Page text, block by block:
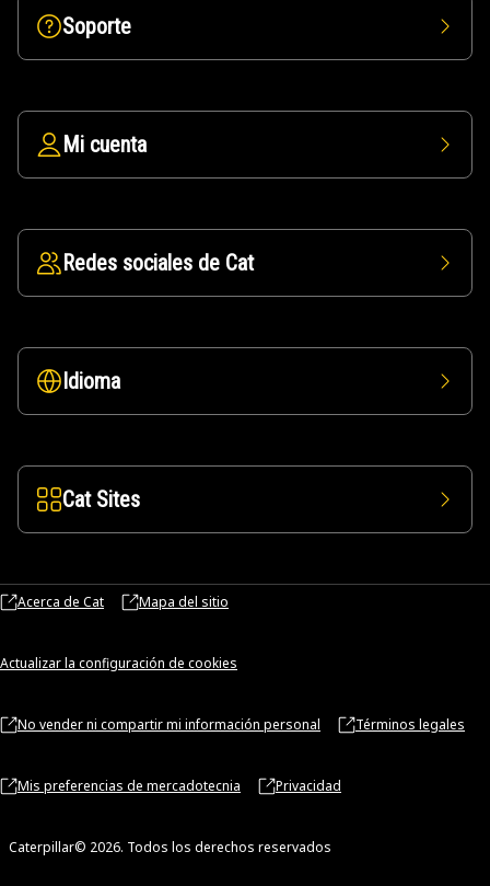
Soporte
Mi cuenta
Redes sociales de Cat
Idioma
Cat Sites
Acerca de Cat Mapa del sitio
Actualizar la configuración de cookies
No vender ni compartir mi información personal Términos legales
Mis preferencias de mercadotecnia Privacidad
Caterpillar© 2026. Todos los derechos reservados